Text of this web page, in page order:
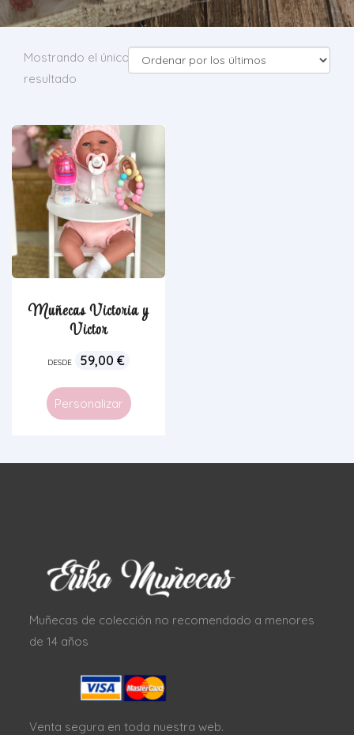
Mostrando el único
resultado
Muñecas Victoria y
Victor
DESDE 59,00 €
Personalizar
Muñecas de colección no recomendado a menores
de 14 años
Venta segura en toda nuestra web.